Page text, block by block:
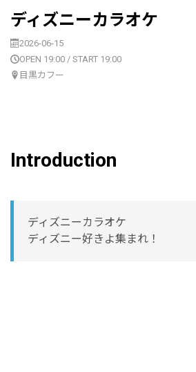
ディズニーカラオケ
2026-06-15
OPEN 19:00 / START 19:00
目黒カフー
Introduction
ディズニーカラオケ
ディズニー好きよ集まれ！